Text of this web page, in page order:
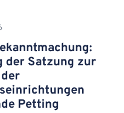
der Satzung zur
Petting